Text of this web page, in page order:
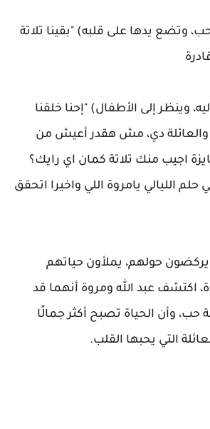
وتضع يدها على قلبه) "بقينا تلاتة
وينظر إلى الأطفال) "إحنا خلقنا
والعائلة دي، مش هقدر أعيش من
اجيب منك تلاتة كمان اي رايك؟
حلم الليالي يامروة اللي واخيرا اتحقق
يركضون حولهم، يملأون حياتهم
اكتشف عبد الله ومروة أنهما قد
حب، وأن الحياة تصبح أكثر جمالًا
التي يحبها القلب.